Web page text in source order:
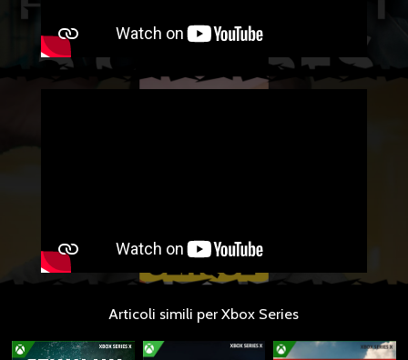
Articoli simili per Xbox Series